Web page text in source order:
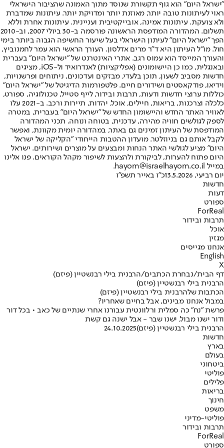
"ישראל היום" הוא גוף תקשורת שנוסד מתוך האמונה שהציבור הישראלי
ראוי לעיתונות טובה יותר, מאוזנת יותר ומדויקת יותר. עיתונות שמדברת
ולא צועקת. עיתונות אמינה, אובייקטיבית ועניינית. עיתונות אחרת וללא
תשלום. המהדורה המודפסת הראשונה פורסמה ב-30 ביולי 2007, וב-2010
הפך "ישראל היום" לעיתון הישראלי בעל שיעור החשיפה הגבוה ביותר בימי
חול. מו"ל העיתון היא ד"ר מרים אדלסון. העורך הראשי הוא עמר לחמנוביץ,
והעורך המייסד הוא עמוס רגב. אתרי האינטרנט של "ישראל היום" בעברית
ובאנגלית, כמו כן היישומונים (אפליקציות) לאנדרואיד ול-iOS, מציגים
חדשות מסביב לשעון, תוכן בלעדי, מבזקים ועדכונים, ניתוחים ופרשנויות,
וידיאו, פודקאסטים ושידורים חיים. פלטפורמות הדיגיטל של "ישראל היום"
כוללות ערוצי חדשות ודעות, תרבות ובידור, לייף סטייל, טכנולוגיה, ספורט,
כלכלה וצרכנות, בריאות, חיילים, אוכל, יהדות, תיירות ורכב. ב-2021 עלו
לאוויר האתר החדש והיישומון החדש של "ישראל היום" בעברית, במטרה
לספק לגולשים חוויה מהירה, עדכנית, בטוחה ונוחה. תכני המהדורה
המודפסת של העיתון זמינים גם באתר, במהדורה יומית מקוונת, ואפשר
לקבל אותם גם בניוזלטר. מועדון ההטבות הייחודי "הקליקה של ישראל
היום" מציע לגולשי האתר הנחות ומבצעים על מוצרים ושירותים. ישראל
היום פתוח להערות, לביקורת ולהצעות לשיפור מקהל הקוראים. פנו אלינו
במייל hayom@israelhayom.co.il.
יום רביעי, 13.5.2026
כ"ו באייר תשפ"ו
חדשות
דעות
ספורט
ForReal
תרבות ובידור
אוכל
מגזין
אנחנו מגייסים
English
X
דף הבית/נבחרת הכתבים/הרבנית בילי רבנשטיין (פיזם)
הרבנית בילי רבנשטיין (פיזם)
הכתבות שלהרבנית בילי רבנשטיין (פיזם)
במבול אנחנו מבינים, אבל בחיים שאחריו?
פרשת "נח" כה סמלית ורלוונטית עבורנו אחרי שנתיים של כאב • בכל דור
ודור ישנו מבול, ישנו שבר - אבל ישנה גם קשת
הרבנית בילי רבנשטיין (פיזם)24.10.2025
חדשות
בארץ
בעולם
ביטחוני
פוליטי
פלילים
בריאות
חינוך
משפט
פוליטי-מדיני
תרבות ובידור
ForReal
ספורט